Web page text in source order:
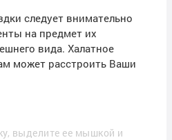
следует внимательно
на предмет их
вида. Халатное
может расстроить Ваши
выделите ее мышкой и